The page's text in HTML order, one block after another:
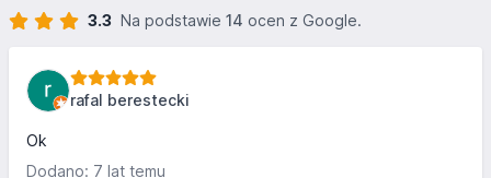
3.3 Na podstawie 14 ocen z Google.
rafal berestecki
Ok
Dodano: 7 lat temu